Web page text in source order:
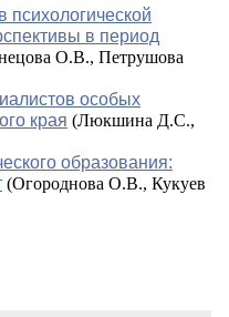
психологической
в период
О.В., Петрушова
особых
края (Люкшина Д.С.,
образования:
(Огороднова О.В., Кукуев